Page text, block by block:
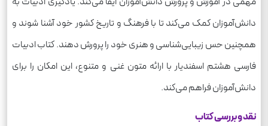
دانش‌آموزان کمک می‌کند تا با فرهنگ و تاریخ کشور خود آشنا شوند و
همچنین حس زیبایی‌شناسی و هنری خود را پرورش دهند. کتاب ادبیات
فارسی هشتم اسفندیار با ارائه متون غنی و متنوع، این امکان را برای
دانش‌آموزان فراهم می‌کند.
نقد و بررسی کتاب